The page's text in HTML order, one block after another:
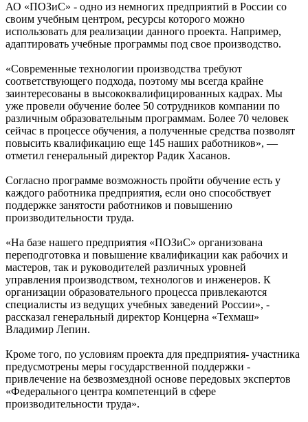
АО «ПОЗиС» - одно из немногих предприятий в России со
своим учебным центром, ресурсы которого можно
использовать для реализации данного проекта. Например,
адаптировать учебные программы под свое производство.
«Современные технологии производства требуют
соответствующего подхода, поэтому мы всегда крайне
заинтересованы в высококвалифицированных кадрах. Мы
уже провели обучение более 50 сотрудников компании по
различным образовательным программам. Более 70 человек
сейчас в процессе обучения, а полученные средства позволят
повысить квалификацию еще 145 наших работников», —
отметил генеральный директор Радик Хасанов.
Согласно программе возможность пройти обучение есть у
каждого работника предприятия, если оно способствует
поддержке занятости работников и повышению
производительности труда.
«На базе нашего предприятия «ПОЗиС» организована
переподготовка и повышение квалификации как рабочих и
мастеров, так и руководителей различных уровней
управления производством, технологов и инженеров. К
организации образовательного процесса привлекаются
специалисты из ведущих учебных заведений России», -
рассказал генеральный директор Концерна «Техмаш»
Владимир Лепин.
Кроме того, по условиям проекта для предприятия- участника
предусмотрены меры государственной поддержки -
привлечение на безвозмездной основе передовых экспертов
«Федерального центра компетенций в сфере
производительности труда».